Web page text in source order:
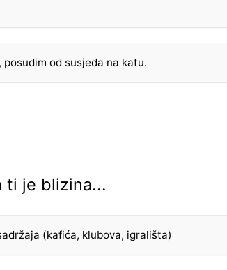
posudim od susjeda na katu.
ti je blizina...
(kafića, klubova, igrališta)